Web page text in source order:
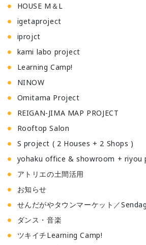
HOUSE M＆L
igetaproject
iprojct
kami labo project
Learning Camp!
NINOW
Omitama Project
REIGAN-JIMA MAP PROJECT
Rooftop Salon
S project ( 2 Houses + 2 Shops )
yohaku office & showroom + riyou
アトリエの土間活用
お知らせ
せんだがやタウンマーケット／
ダンス・音楽
ツキイチLearning Camp!